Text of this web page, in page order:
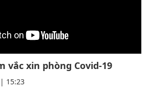
vắc xin phòng Covid-19
15:23